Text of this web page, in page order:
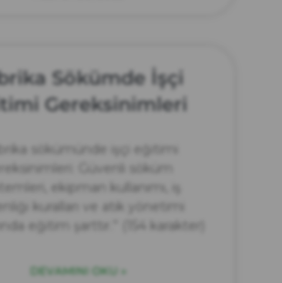
Sökümde İşçi
Gereksinimleri
sökümünde işçi eğitimi
Güvenli söküm
ekipman kullanımı, iş
kuralları ve atık yönetimi
eğitim şarttır.” (154 karakter)
DEVAMINI OKU »